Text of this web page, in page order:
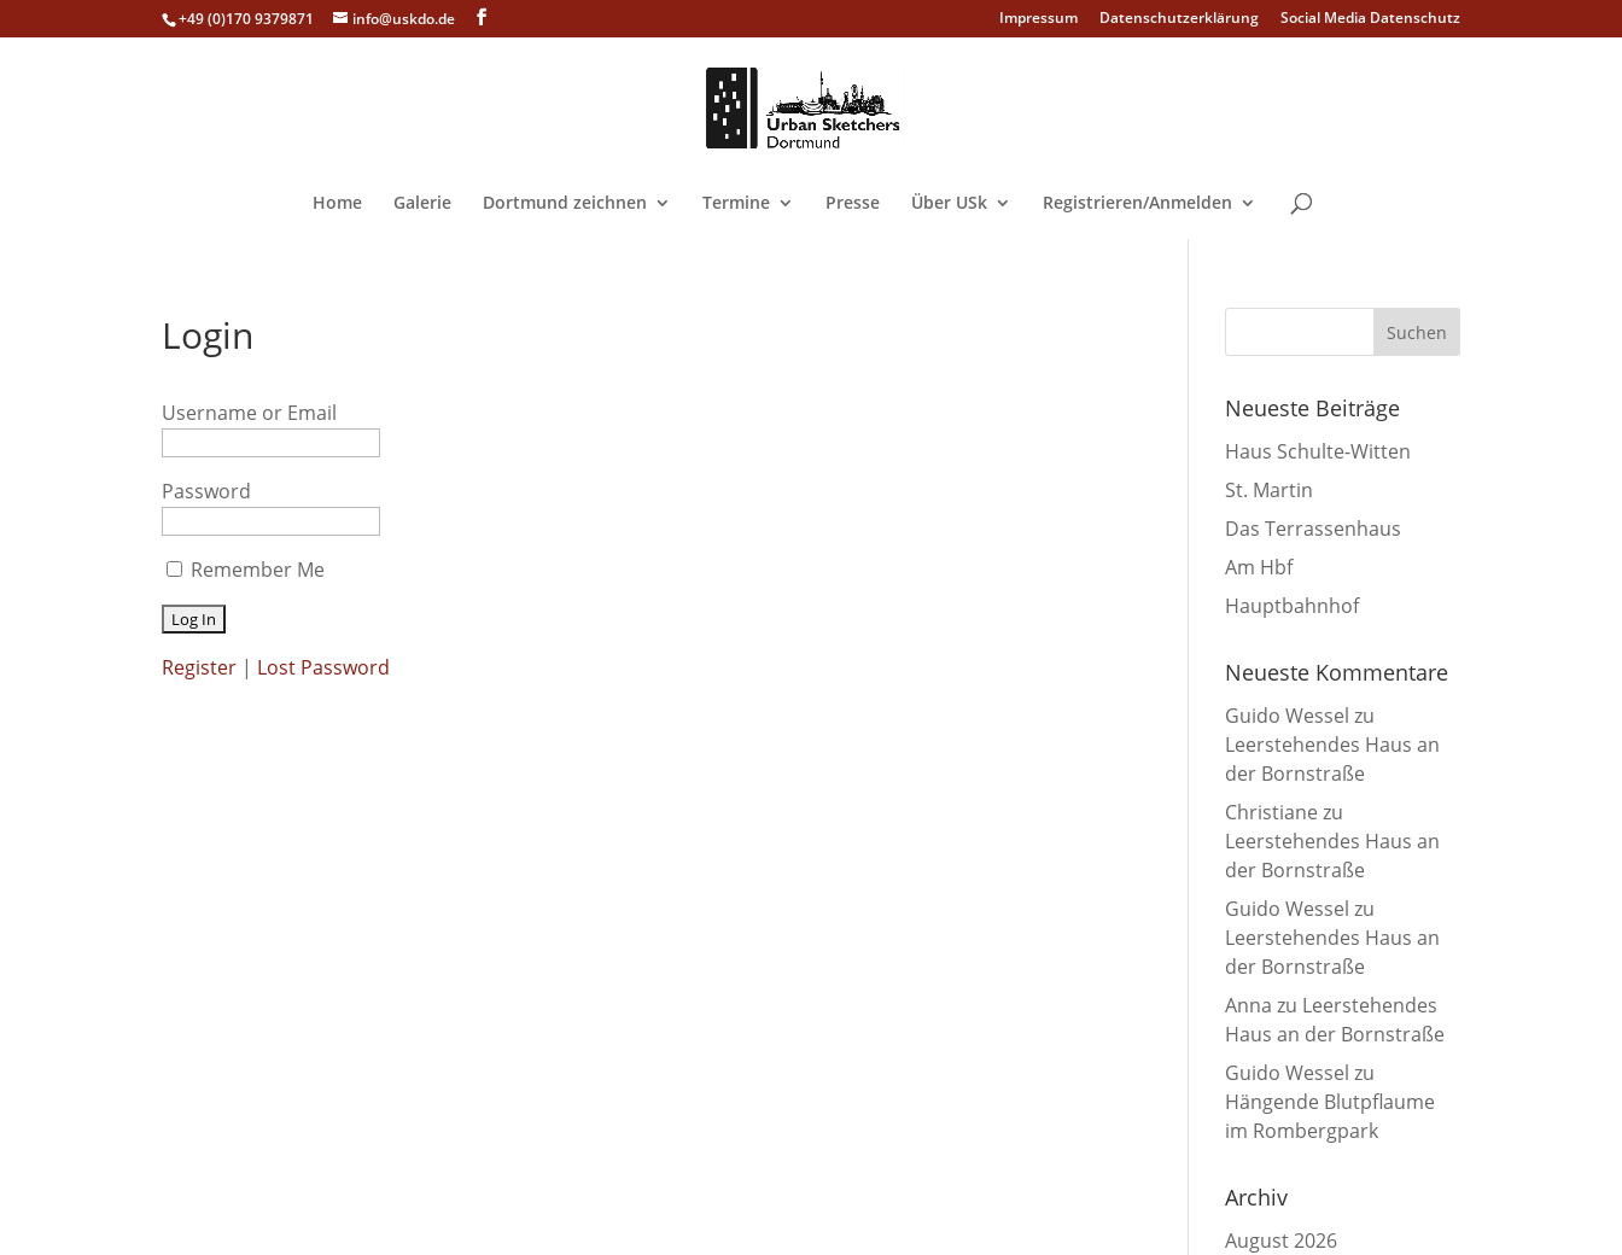
+49 (0)170 9379871 info@uskdo.de Impressum Datenschutzerklärung Social Media Datenschutz
Home Galerie Dortmund zeichnen Termine Presse Über USk Registrieren/Anmelden
Login
Username or Email
Password
Remember Me
Register | Lost Password
Neueste Beiträge
Haus Schulte-Witten
St. Martin
Das Terrassenhaus
Am Hbf
Hauptbahnhof
Neueste Kommentare
Guido Wessel zu
Leerstehendes Haus an
der Bornstraße
Christiane zu
Leerstehendes Haus an
der Bornstraße
Guido Wessel zu
Leerstehendes Haus an
der Bornstraße
Anna zu Leerstehendes
Haus an der Bornstraße
Guido Wessel zu
Hängende Blutpflaume
im Rombergpark
Archiv
August 2026